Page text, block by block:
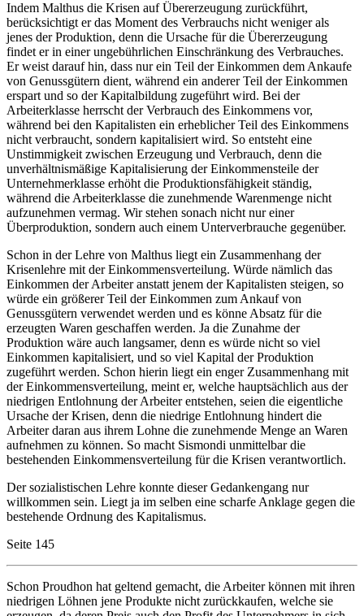
Indem Malthus die Krisen auf Übererzeugung zurückführt,
berücksichtigt er das Moment des Verbrauchs nicht weniger als
jenes der Produktion, denn die Ursache für die Übererzeugung
findet er in einer ungebührlichen Einschränkung des Verbrauches.
Er weist darauf hin, dass nur ein Teil der Einkommen dem Ankaufe
von Genussgütern dient, während ein anderer Teil der Einkommen
erspart und so der Kapitalbildung zugeführt wird. Bei der
Arbeiterklasse herrscht der Verbrauch des Einkommens vor,
während bei den Kapitalisten ein erheblicher Teil des Einkommens
nicht verbraucht, sondern kapitalisiert wird. So entsteht eine
Unstimmigkeit zwischen Erzeugung und Verbrauch, denn die
unverhältnismäßige Kapitalisierung der Einkommensteile der
Unternehmerklasse erhöht die Produktionsfähigkeit ständig,
während die Arbeiterklasse die zunehmende Warenmenge nicht
aufzunehmen vermag. Wir stehen sonach nicht nur einer
Überproduktion, sondern auch einem Unterverbrauche gegenüber.
Schon in der Lehre von Malthus liegt ein Zusammenhang der
Krisenlehre mit der Einkommensverteilung. Würde nämlich das
Einkommen der Arbeiter anstatt jenem der Kapitalisten steigen, so
würde ein größerer Teil der Einkommen zum Ankauf von
Genussgütern verwendet werden und es könne Absatz für die
erzeugten Waren geschaffen werden. Ja die Zunahme der
Produktion wäre auch langsamer, denn es würde nicht so viel
Einkommen kapitalisiert, und so viel Kapital der Produktion
zugeführt werden. Schon hierin liegt ein enger Zusammenhang mit
der Einkommensverteilung, meint er, welche hauptsächlich aus der
niedrigen Entlohnung der Arbeiter entstehen, seien die eigentliche
Ursache der Krisen, denn die niedrige Entlohnung hindert die
Arbeiter daran aus ihrem Lohne die zunehmende Menge an Waren
aufnehmen zu können. So macht Sismondi unmittelbar die
bestehenden Einkommensverteilung für die Krisen verantwortlich.
Der sozialistischen Lehre konnte dieser Gedankengang nur
willkommen sein. Liegt ja im selben eine scharfe Anklage gegen die
bestehende Ordnung des Kapitalismus.
Seite 145
Schon Proudhon hat geltend gemacht, die Arbeiter können mit ihren
niedrigen Löhnen jene Produkte nicht zurückkaufen, welche sie